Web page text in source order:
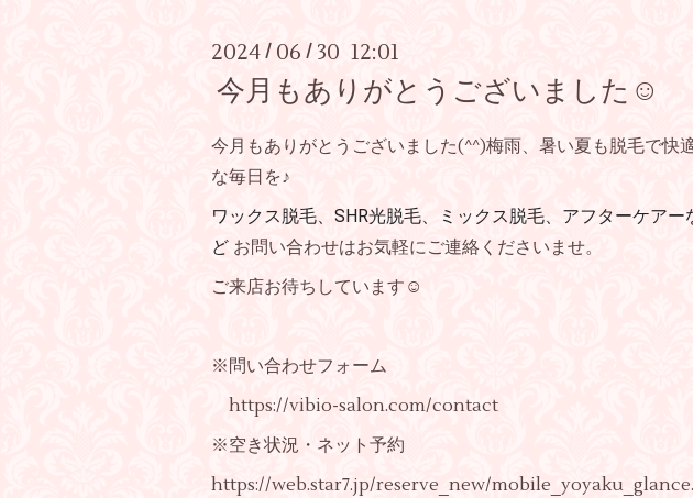
2024 / 06 / 30 12:01
今月もありがとうございました☺
今月もありがとうございました(^^)梅雨、暑い夏も脱毛で快
な毎日を♪
ワックス脱毛、SHR光脱毛、ミックス脱毛、アフターケアー
ど お問い合わせはお気軽にご連絡くださいませ。
ご来店お待ちしています☺
※問い合わせフォーム
https://vibio-salon.com/contact
※空き状況・ネット予約
https://web.star7.jp/reserve_new/